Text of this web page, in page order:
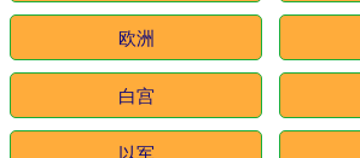
欧洲
白宫